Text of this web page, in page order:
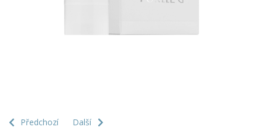
Předchozí Další